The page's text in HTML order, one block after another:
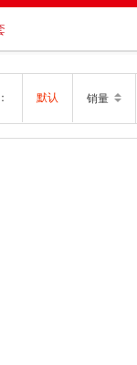
默认 销量